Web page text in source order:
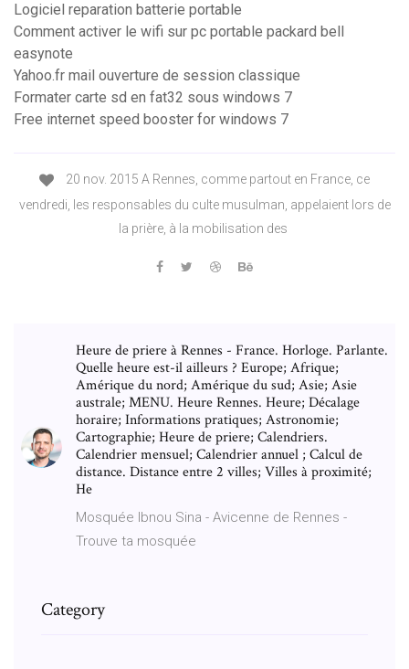
Logiciel reparation batterie portable
Comment activer le wifi sur pc portable packard bell
easynote
Yahoo.fr mail ouverture de session classique
Formater carte sd en fat32 sous windows 7
Free internet speed booster for windows 7
20 nov. 2015 A Rennes, comme partout en France, ce
vendredi, les responsables du culte musulman, appelaient lors de
la prière, à la mobilisation des
Heure de priere à Rennes - France. Horloge. Parlante.
Quelle heure est-il ailleurs ? Europe; Afrique;
Amérique du nord; Amérique du sud; Asie; Asie
australe; MENU. Heure Rennes. Heure; Décalage
horaire; Informations pratiques; Astronomie;
Cartographie; Heure de priere; Calendriers.
Calendrier mensuel; Calendrier annuel ; Calcul de
distance. Distance entre 2 villes; Villes à proximité;
He
Mosquée Ibnou Sina - Avicenne de Rennes -
Trouve ta mosquée
Category